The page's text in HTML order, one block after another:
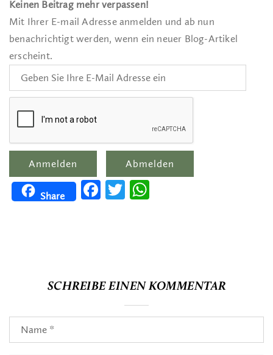
Keinen Beitrag mehr verpassen!
Mit Ihrer E-mail Adresse anmelden und ab nun
benachrichtigt werden, wenn ein neuer Blog-Artikel
erscheint.
Share
FacebookTwitter
SCHREIBE EINEN KOMMENTAR